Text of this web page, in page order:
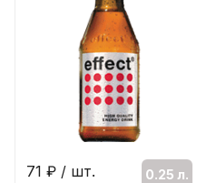
71 ₽ / шт.
0.25 л.